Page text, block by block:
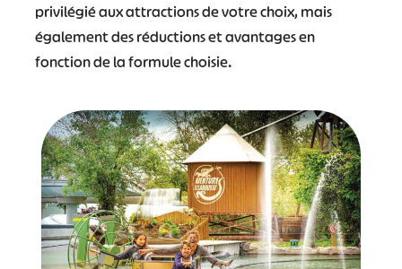
privilégié aux attractions de votre choix, mais
également des réductions et avantages en
fonction de la formule choisie.